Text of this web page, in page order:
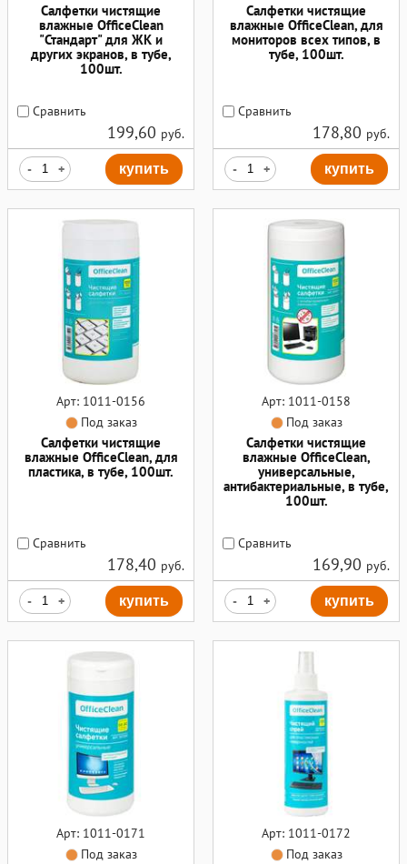
Салфетки чистящие
влажные OfficeClean
"Стандарт" для ЖК и
других экранов, в тубе,
100шт.
Сравнить
199,60 руб.
- + купить
Салфетки чистящие
влажные OfficeClean, для
мониторов всех типов, в
тубе, 100шт.
Сравнить
178,80 руб.
- + купить
Арт: 1011-0156
Под заказ
Салфетки чистящие
влажные OfficeClean, для
пластика, в тубе, 100шт.
Сравнить
178,40 руб.
- + купить
Арт: 1011-0158
Под заказ
Салфетки чистящие
влажные OfficeClean,
универсальные,
антибактериальные, в тубе,
100шт.
Сравнить
169,90 руб.
- + купить
Арт: 1011-0171
Под заказ
Арт: 1011-0172
Под заказ